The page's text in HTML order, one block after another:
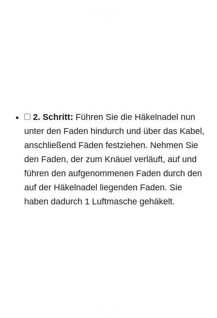
2. Schritt: Führen Sie die Häkelnadel nun
unter den Faden hindurch und über das Kabel,
anschließend Fäden festziehen. Nehmen Sie
den Faden, der zum Knäuel verläuft, auf und
führen den aufgenommenen Faden durch den
auf der Häkelnadel liegenden Faden. Sie
haben dadurch 1 Luftmasche gehäkelt.